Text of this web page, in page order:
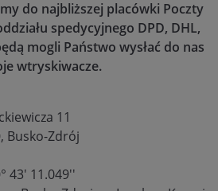
do najbliższej placówki Poczty
spedycyjnego DPD, DHL,
mogli Państwo wysłać do nas
wtryskiwacze.
11
Busko-Zdrój
43' 11.049''